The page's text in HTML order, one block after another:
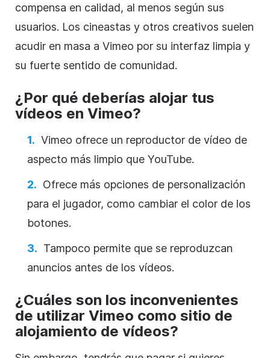
compensa en calidad, al menos según sus
usuarios. Los cineastas y otros creativos suelen
acudir en masa a Vimeo por su interfaz limpia y
su fuerte sentido de comunidad.
¿Por qué deberías alojar tus
vídeos en Vimeo?
Vimeo ofrece un reproductor de vídeo de
aspecto más limpio que YouTube.
Ofrece más opciones de personalización
para el jugador, como cambiar el color de los
botones.
Tampoco permite que se reproduzcan
anuncios antes de los vídeos.
¿Cuáles son los inconvenientes
de utilizar Vimeo como sitio de
alojamiento de vídeos?